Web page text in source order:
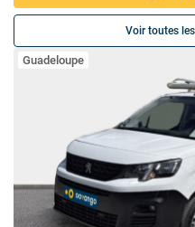
Voir toutes
Guadeloupe